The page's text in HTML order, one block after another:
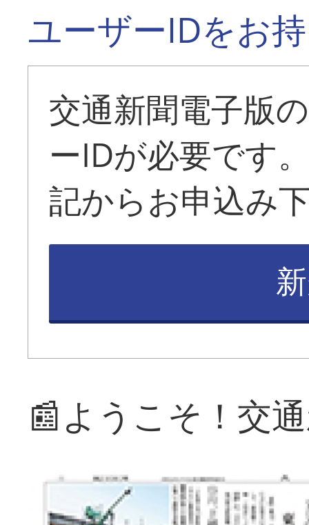
ユーザーIDをお
交通新聞電子版
ーIDが必要です
記からお申込み
📰ようこそ！交